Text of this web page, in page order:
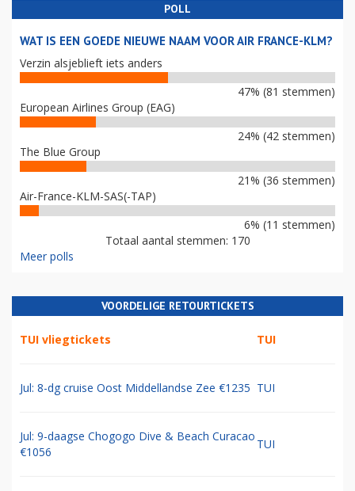
POLL
WAT IS EEN GOEDE NIEUWE NAAM VOOR AIR FRANCE-KLM?
Verzin alsjeblieft iets anders
47% (81 stemmen)
European Airlines Group (EAG)
24% (42 stemmen)
The Blue Group
21% (36 stemmen)
Air-France-KLM-SAS(-TAP)
6% (11 stemmen)
Totaal aantal stemmen: 170
Meer polls
VOORDELIGE RETOURTICKETS
TUI vliegtickets TUI
Jul: 8-dg cruise Oost Middellandse Zee €1235 TUI
Jul: 9-daagse Chogogo Dive & Beach Curacao
€1056
TUI